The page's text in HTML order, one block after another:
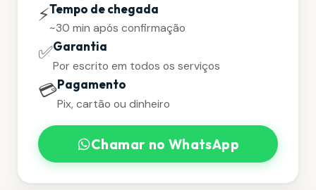
⚡Tempo de chegada
~30 min após confirmação
✅Garantia
Por escrito em todos os serviços
💳Pagamento
Pix, cartão ou dinheiro
Chamar no WhatsApp